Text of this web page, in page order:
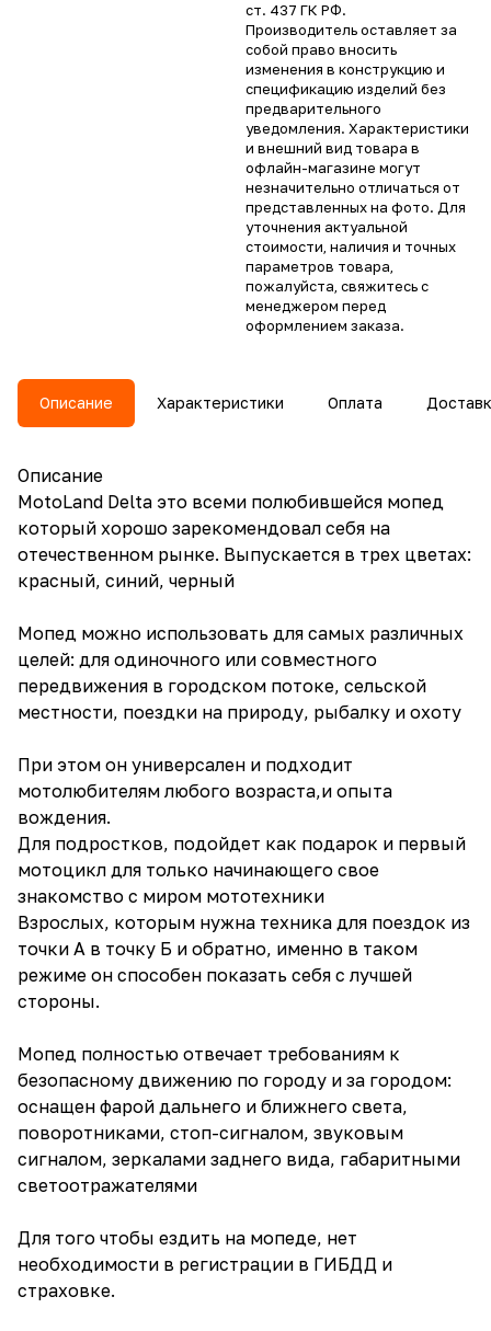
ст. 437 ГК РФ.
Производитель оставляет за
собой право вносить
изменения в конструкцию и
спецификацию изделий без
предварительного
уведомления. Характеристики
и внешний вид товара в
офлайн-магазине могут
незначительно отличаться от
представленных на фото. Для
уточнения актуальной
стоимости, наличия и точных
параметров товара,
пожалуйста, свяжитесь с
менеджером перед
оформлением заказа.
Описание Характеристики Оплата
Описание
MotoLand Delta это всеми полюбившейся мопед
который хорошо зарекомендовал себя на
отечественном рынке. Выпускается в трех цветах:
красный, синий, черный
Мопед можно использовать для самых различных
целей: для одиночного или совместного
передвижения в городском потоке, сельской
местности, поездки на природу, рыбалку и охоту
При этом он универсален и подходит
мотолюбителям любого возраста,и опыта
вождения.
Для подростков, подойдет как подарок и первый
мотоцикл для только начинающего свое
знакомство с миром мототехники
Взрослых, которым нужна техника для поездок из
точки А в точку Б и обратно, именно в таком
режиме он способен показать себя с лучшей
стороны.
Мопед полностью отвечает требованиям к
безопасному движению по городу и за городом:
оснащен фарой дальнего и ближнего света,
поворотниками, стоп-сигналом, звуковым
сигналом, зеркалами заднего вида, габаритными
светоотражателями
Для того чтобы ездить на мопеде, нет
необходимости в регистрации в ГИБДД и
страховке.